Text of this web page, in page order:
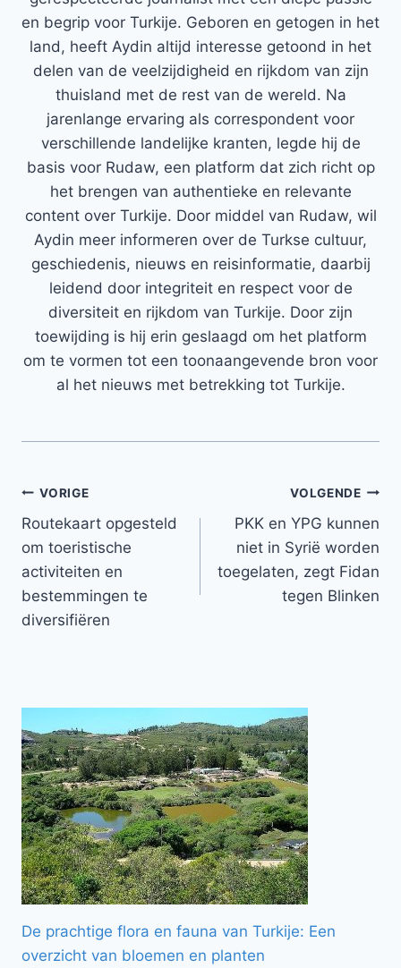
en begrip voor Turkije. Geboren en getogen in het
land, heeft Aydin altijd interesse getoond in het
delen van de veelzijdigheid en rijkdom van zijn
thuisland met de rest van de wereld. Na
jarenlange ervaring als correspondent voor
verschillende landelijke kranten, legde hij de
basis voor Rudaw, een platform dat zich richt op
het brengen van authentieke en relevante
content over Turkije. Door middel van Rudaw, wil
Aydin meer informeren over de Turkse cultuur,
geschiedenis, nieuws en reisinformatie, daarbij
leidend door integriteit en respect voor de
diversiteit en rijkdom van Turkije. Door zijn
toewijding is hij erin geslaagd om het platform
om te vormen tot een toonaangevende bron voor
al het nieuws met betrekking tot Turkije.
Bericht
navigatie
VORIGE
Routekaart opgesteld
om toeristische
activiteiten en
bestemmingen te
diversifiëren
VOLGENDE
PKK en YPG kunnen
niet in Syrië worden
toegelaten, zegt Fidan
tegen Blinken
De prachtige flora en fauna van Turkije: Een
overzicht van bloemen en planten